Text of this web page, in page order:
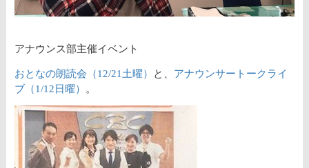
アナウンス部主催イベント
おとなの朗読会（12/21土曜） と、 アナウンサートークライ
ブ（1/12日曜）
。